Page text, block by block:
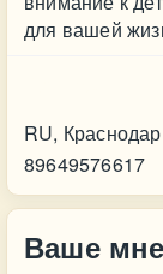
для вашей
RU,
89649576617
Ваше